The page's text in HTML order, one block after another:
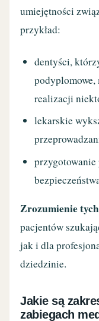
umiejętności
przykład:
dentyści,
podyplomowe,
realizacji
lekarskie
Zrozumienie
pacjentów
jak i dla
dziedzinie.
Jakie są
zabiegach